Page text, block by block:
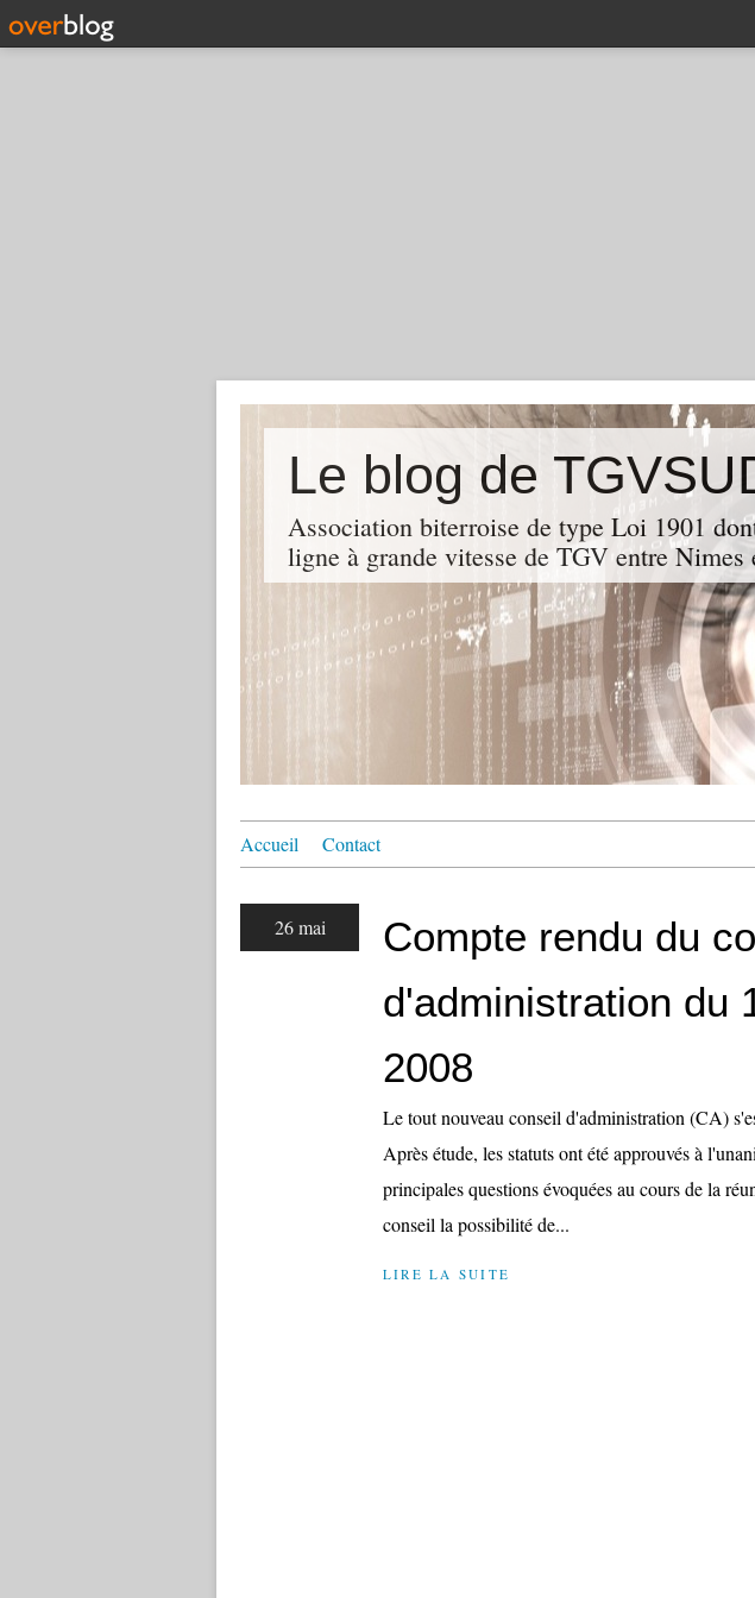
Association biterroise de type Loi 1901
ligne à grande vitesse de TGV entre
Accueil Contact
26 mai
Compte rendu du
d'administration du
2008
Le tout nouveau conseil d'administration (CA)
Après étude, les statuts ont été approuvés à
principales questions évoquées au cours de la
conseil la possibilité de...
LIRE LA SUITE